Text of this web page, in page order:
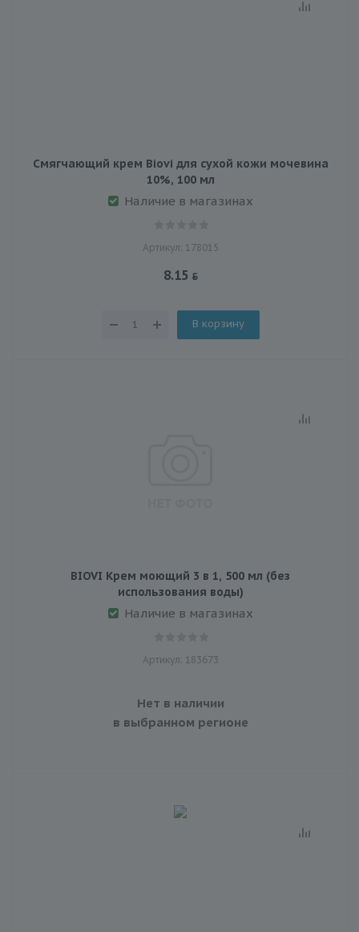
Смягчающий крем Biovi для сухой кожи мочевина
10%, 100 мл
Наличие в магазинах
Артикул: 178015
8.15
В корзину
BIOVI Крем моющий 3 в 1, 500 мл (без
использования воды)
Наличие в магазинах
Артикул: 183673
Нет в наличии
в выбранном регионе